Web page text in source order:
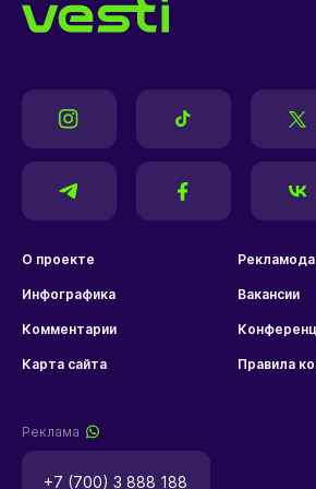
О проекте
Инфографика Вакансии
Комментарии
Карта сайта Правила
Реклама
+7 (700) 3 888 188